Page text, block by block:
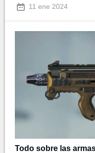
11 ene 2024
Todo sobre las